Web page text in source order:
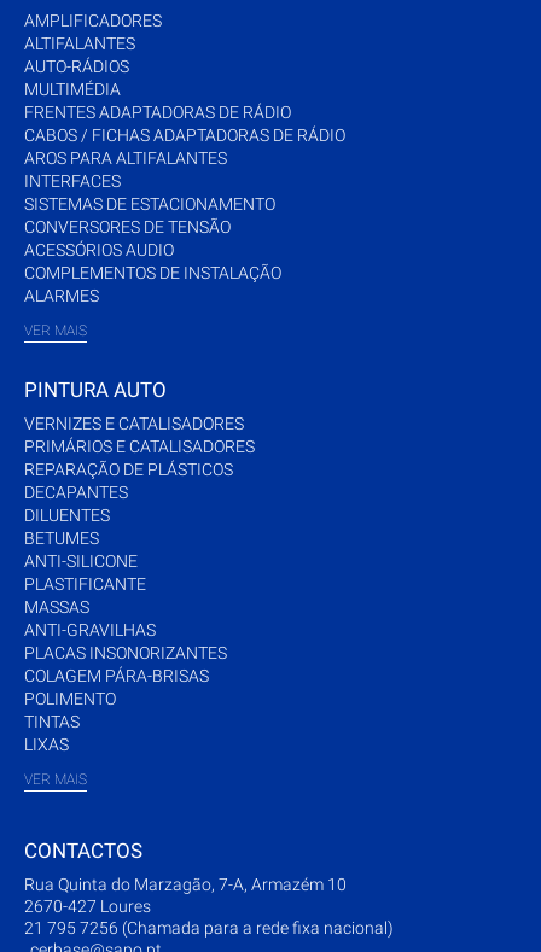
AMPLIFICADORES
ALTIFALANTES
AUTO-RÁDIOS
MULTIMÉDIA
FRENTES ADAPTADORAS DE RÁDIO
CABOS / FICHAS ADAPTADORAS DE RÁDIO
AROS PARA ALTIFALANTES
INTERFACES
SISTEMAS DE ESTACIONAMENTO
CONVERSORES DE TENSÃO
ACESSÓRIOS AUDIO
COMPLEMENTOS DE INSTALAÇÃO
ALARMES
VER MAIS
PINTURA AUTO
VERNIZES E CATALISADORES
PRIMÁRIOS E CATALISADORES
REPARAÇÃO DE PLÁSTICOS
DECAPANTES
DILUENTES
BETUMES
ANTI-SILICONE
PLASTIFICANTE
MASSAS
ANTI-GRAVILHAS
PLACAS INSONORIZANTES
COLAGEM PÁRA-BRISAS
POLIMENTO
TINTAS
LIXAS
VER MAIS
CONTACTOS
Rua Quinta do Marzagão, 7-A, Armazém 10
2670-427 Loures
21 795 7256 (Chamada para a rede fixa nacional)